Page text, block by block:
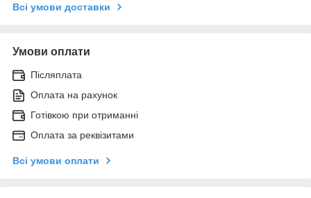
Всі умови доставки
Умови оплати
Післяплата
Оплата на рахунок
Готівкою при отриманні
Оплата за реквізитами
Всі умови оплати